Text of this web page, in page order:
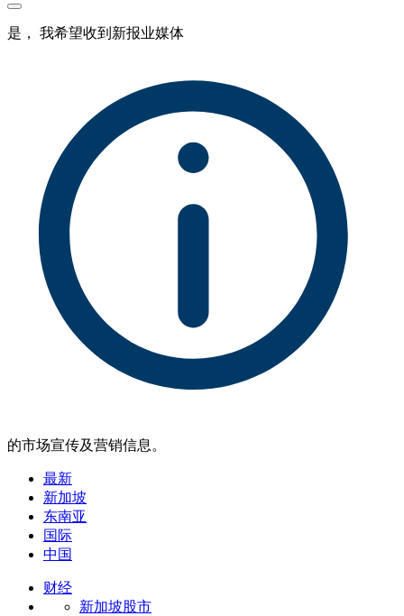
是， 我希望收到新报业媒体
的市场宣传及营销信息。
最新
新加坡
东南亚
国际
中国
财经
新加坡股市